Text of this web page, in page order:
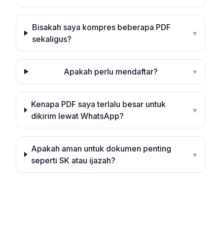
Bisakah saya kompres beberapa PDF
sekaligus?
▾
Apakah perlu mendaftar? ▾
Kenapa PDF saya terlalu besar untuk
dikirim lewat WhatsApp?
▾
Apakah aman untuk dokumen penting
seperti SK atau ijazah?
▾